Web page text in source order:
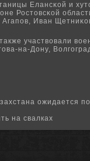
Елансκой и
Ростовсκой
Иван
участвовали
на-Дону,
ожидается
на свалках